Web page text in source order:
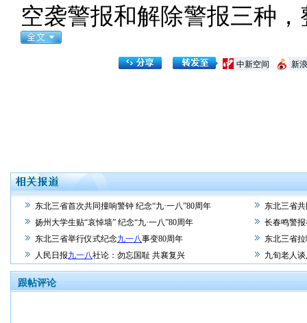
空袭警报和解除警报三种
新
中新空间
东北三省首次共同撞响警钟 纪念“九·一八”80周年
东北三省
扬州大学生贴“哀悼墙” 纪念“九·一八”80周年
长春鸣警报
东北三省举行仪式纪念九一八事变80周年
东北三省
人民日报九一八社论：勿忘国耻 共襄复兴 九旬老人
跟帖评论